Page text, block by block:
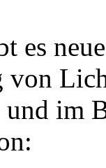
es
von
im